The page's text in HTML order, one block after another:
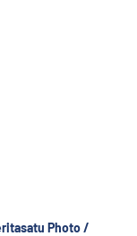
Photo /